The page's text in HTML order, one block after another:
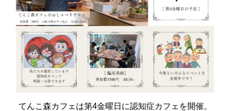
てんこ森カフェは第4金曜日に認知症カフェを開催。